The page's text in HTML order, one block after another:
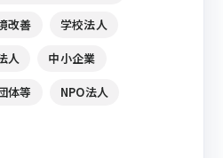
改善
学校法人
人
中小企業
体等
NPO法人